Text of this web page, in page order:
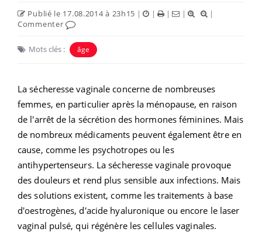
Publié le 17.08.2014 à 23h15 | | | |
|
Commenter
Mots clés : âge
La sécheresse vaginale concerne de nombreuses
femmes, en particulier après la ménopause, en raison
de l'arrêt de la sécrétion des hormones féminines. Mais
de nombreux médicaments peuvent également être en
cause, comme les psychotropes ou les
antihypertenseurs. La sécheresse vaginale provoque
des douleurs et rend plus sensible aux infections. Mais
des solutions existent, comme les traitements à base
d'oestrogènes, d'acide hyaluronique ou encore le laser
vaginal pulsé, qui régénère les cellules vaginales.